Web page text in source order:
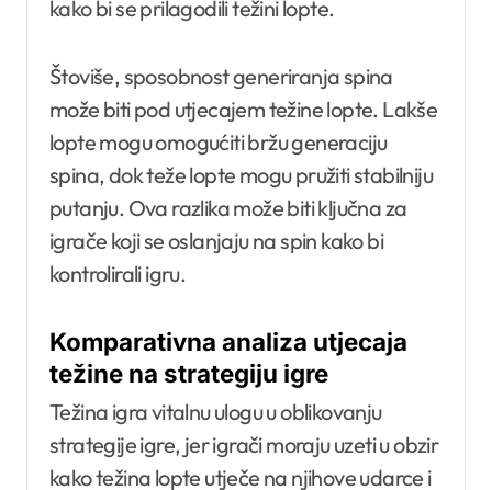
kako bi se prilagodili težini lopte.
Štoviše, sposobnost generiranja spina
može biti pod utjecajem težine lopte. Lakše
lopte mogu omogućiti bržu generaciju
spina, dok teže lopte mogu pružiti stabilniju
putanju. Ova razlika može biti ključna za
igrače koji se oslanjaju na spin kako bi
kontrolirali igru.
Komparativna analiza utjecaja
težine na strategiju igre
Težina igra vitalnu ulogu u oblikovanju
strategije igre, jer igrači moraju uzeti u obzir
kako težina lopte utječe na njihove udarce i